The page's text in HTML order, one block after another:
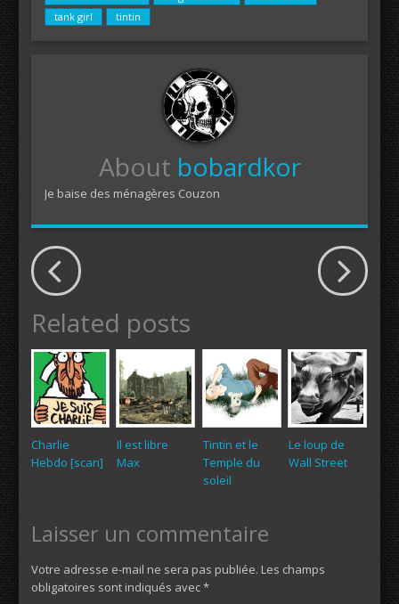
tank girl
tintin
About bobardkor
Je baise des ménagères Couzon
Related posts
Charlie
Hebdo [scan]
Il est libre
Max
Tintin et le
Temple du
soleil
Le loup de
Wall Street
Laisser un commentaire
Votre adresse e-mail ne sera pas publiée. Les champs
obligatoires sont indiqués avec*